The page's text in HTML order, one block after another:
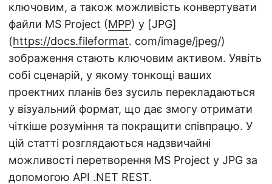
ключовим, а також можливість конвертувати
файли MS Project (MPP) у [JPG]
(https://docs.fileformat. com/image/jpeg/)
зображення стають ключовим активом. Уявіть
собі сценарій, у якому тонкощі ваших
проектних планів без зусиль перекладаються
у візуальний формат, що дає змогу отримати
чіткіше розуміння та покращити співпрацю. У
цій статті розглядаються надзвичайні
можливості перетворення MS Project у JPG за
допомогою API .NET REST.